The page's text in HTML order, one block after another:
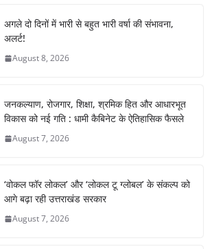
अगले दो दिनों में भारी से बहुत भारी वर्षा की संभावना,
अलर्ट!
August 8, 2026
जनकल्याण, रोजगार, शिक्षा, श्रमिक हित और आधारभूत
विकास को नई गति : धामी कैबिनेट के ऐतिहासिक फैसले
August 7, 2026
‘वोकल फॉर लोकल’ और ‘लोकल टू ग्लोबल’ के संकल्प को
आगे बढ़ा रही उत्तराखंड सरकार
August 7, 2026